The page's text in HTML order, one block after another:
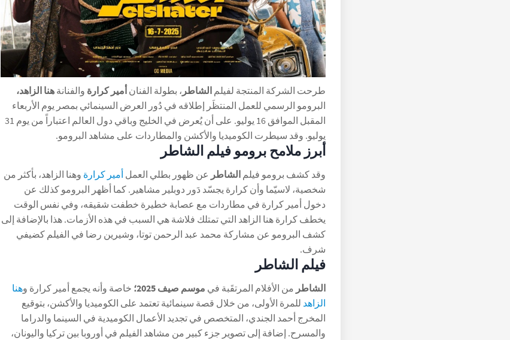
طرحت الشركة المنتجة لفيلم الشاطر ، بطولة الفنان أمير كرارة والفنانة هنا الزاهد،
البرومو الرسمي للعمل المنتظَر إطلاقه في دُور العرض السينمائي بمصر يوم الأربعاء
المقبل الموافق 16 يوليو. على أن يُعرض في الخليج وباقي دول العالم اعتباراً من يوم 31
يوليو. وقد سيطرت الكوميديا والأكشن والمطاردات على مشاهد البرومو.
أبرز ملامح برومو فيلم الشاطر
وقد كشف برومو فيلم الشاطر عن ظهور بطلي العمل أمير كرارة وهنا الزاهد، بأكثر من
شخصية، لاسيّما وأن كرارة يجسّد دَور دوبلير مشاهير. كما أظهر البرومو كذلك عن
دخول أمير كرارة في مطاردات مع عصابة خطيرة خطفت شقيقه، وفي نفس الوقت
يخطف كرارة هنا الزاهد التي تمتلك فلاشة هي السبب في هذه الأزمات. هذا بالإضافة إلى
كشف البرومو عن مشاركة محمد عبد الرحمن توتا، وشيرين رضا في الفيلم كضيفي
شرف.
فيلم الشاطر
الشاطر من الأفلام المرتقَبة في موسم صيف 2025؛ خاصة وأنه يجمع أمير كرارة وهنا
الزاهد للمرة الأولى، من خلال قصة سينمائية تعتمد على الكوميديا والأكشن، بتوقيع
المخرج أحمد الجندي، المتخصص في تجديد الأعمال الكوميدية في السينما والدراما
والمسرح. إضافة إلى تصوير جزء كبير من مشاهد الفيلم في أوروبا بين تركيا واليونان،